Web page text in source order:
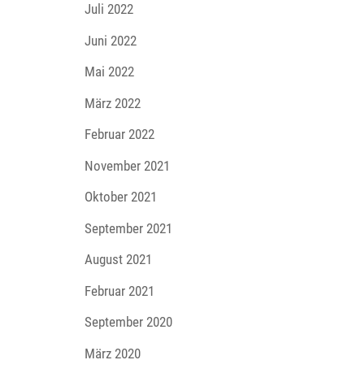
Juli 2022
Juni 2022
Mai 2022
März 2022
Februar 2022
November 2021
Oktober 2021
September 2021
August 2021
Februar 2021
September 2020
März 2020